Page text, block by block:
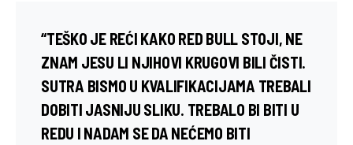
“TEŠKO JE REĆI KAKO RED BULL STOJI, NE
ZNAM JESU LI NJIHOVI KRUGOVI BILI ČISTI.
SUTRA BISMO U KVALIFIKACIJAMA TREBALI
DOBITI JASNIJU SLIKU. TREBALO BI BITI U
REDU I NADAM SE DA NEĆEMO BITI